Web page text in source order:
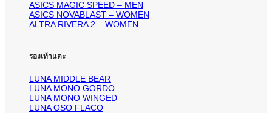
ASICS MAGIC SPEED – MEN
ASICS NOVABLAST – WOMEN
ALTRA RIVERA 2 – WOMEN
รองเท้าแตะ
LUNA MIDDLE BEAR
LUNA MONO GORDO
LUNA MONO WINGED
LUNA OSO FLACO